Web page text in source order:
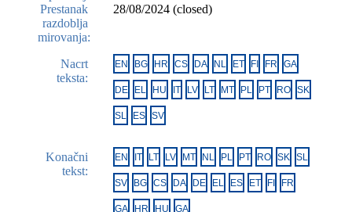
Prestanak
razdoblja
mirovanja:
28/08/2024 (closed)
Nacrt
teksta:
EN BG HR CS DA NL ET FI FR GA
DE EL HU IT LV LT MT PL PT RO SK
SL ES SV
Konačni
tekst:
EN IT LT LV MT NL PL PT RO SK SL
SV BG CS DA DE EL ES ET FI FR
GA HR HU GA